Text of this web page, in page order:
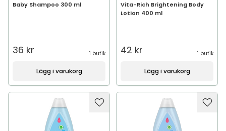
Baby Shampoo 300 ml
36 kr 1 butik
Lägg i varukorg
Vita-Rich Brightening Body
Lotion 400 ml
42 kr 1 butik
Lägg i varukorg